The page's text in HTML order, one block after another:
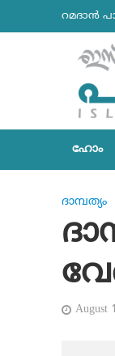
റമദാന്‍
ഹോം
ദാമ്പത്യം
August